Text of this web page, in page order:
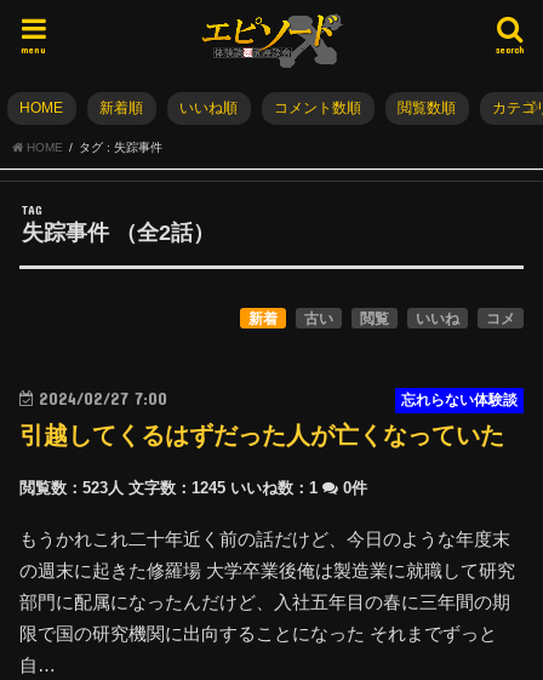
search
menu
HOME 新着順 いいね順 コメント数順 閲覧数順 カテゴ
HOME タグ : 失踪事件
TAG
失踪事件 （全2話）
新着 古い 閲覧 いいね コメ
2024/02/27 7:00 忘れらない体験談
引越してくるはずだった人が亡くなっていた
閲覧数：523人 文字数：1245 いいね数：1 0件
もうかれこれ二十年近く前の話だけど、今日のような年度末
の週末に起きた修羅場 大学卒業後俺は製造業に就職して研究
部門に配属になったんだけど、入社五年目の春に三年間の期
限で国の研究機関に出向することになった それまでずっと
自…